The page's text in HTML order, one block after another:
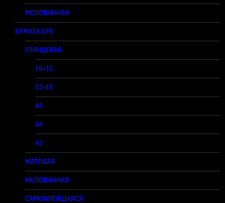
МЕЛОВАННАЯ
БУМАГА LIFE
ГЛЯНЦЕВАЯ
10×15
13×18
A5
A4
A3
МАТОВАЯ
МЕЛОВАННАЯ
САМОКЛЕЯЩАЯСЯ